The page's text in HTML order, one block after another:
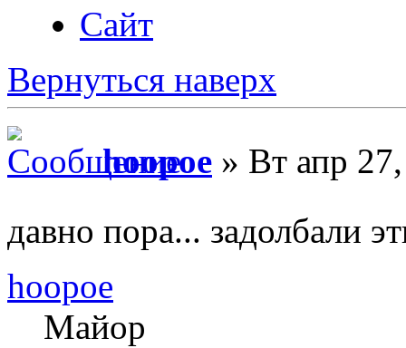
Сайт
Вернуться наверх
hoopoe » Вт апр
давно пора... задолбали
hoopoe
Майор